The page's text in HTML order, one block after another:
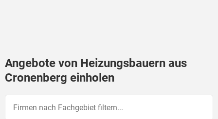
Angebote von Heizungsbauern aus
Cronenberg einholen